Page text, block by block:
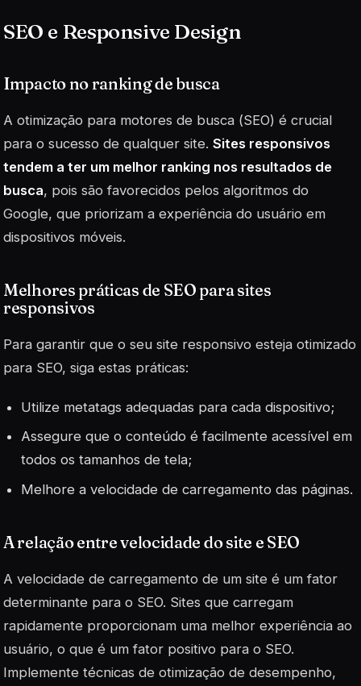
SEO e Responsive Design
Impacto no ranking de busca
A otimização para motores de busca (SEO) é crucial
para o sucesso de qualquer site. Sites responsivos
tendem a ter um melhor ranking nos resultados de
busca, pois são favorecidos pelos algoritmos do
Google, que priorizam a experiência do usuário em
dispositivos móveis.
Melhores práticas de SEO para sites
responsivos
Para garantir que o seu site responsivo esteja otimizado
para SEO, siga estas práticas:
Utilize metatags adequadas para cada dispositivo;
Assegure que o conteúdo é facilmente acessível em
todos os tamanhos de tela;
Melhore a velocidade de carregamento das páginas.
A relação entre velocidade do site e SEO
A velocidade de carregamento de um site é um fator
determinante para o SEO. Sites que carregam
rapidamente proporcionam uma melhor experiência ao
usuário, o que é um fator positivo para o SEO.
Implemente técnicas de otimização de desempenho,